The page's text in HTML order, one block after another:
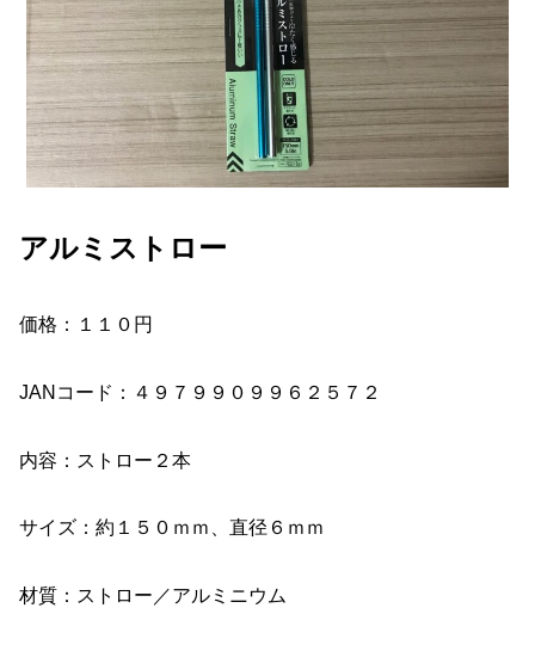
アルミストロー
価格：１１０円
JANコード：４９７９９０９９６２５７２
内容：ストロー２本
サイズ：約１５０ｍｍ、直径６ｍｍ
材質：ストロー／アルミニウム